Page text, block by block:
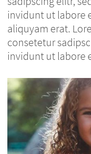
invidunt ut labore
aliquyam erat.
consetetur
invidunt ut labore